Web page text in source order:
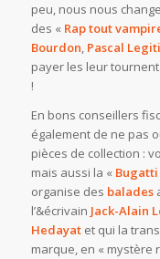
peu, nous nous
des « Rap tout
Bourdon, Pascal
payer les leur
!
En bons conseillers
également de ne pas
pièces de collection :
mais aussi la « Bugatti
organise des balades
l’&écrivain Jack-Alain
Hedayatet qui la
marque, en « mystère